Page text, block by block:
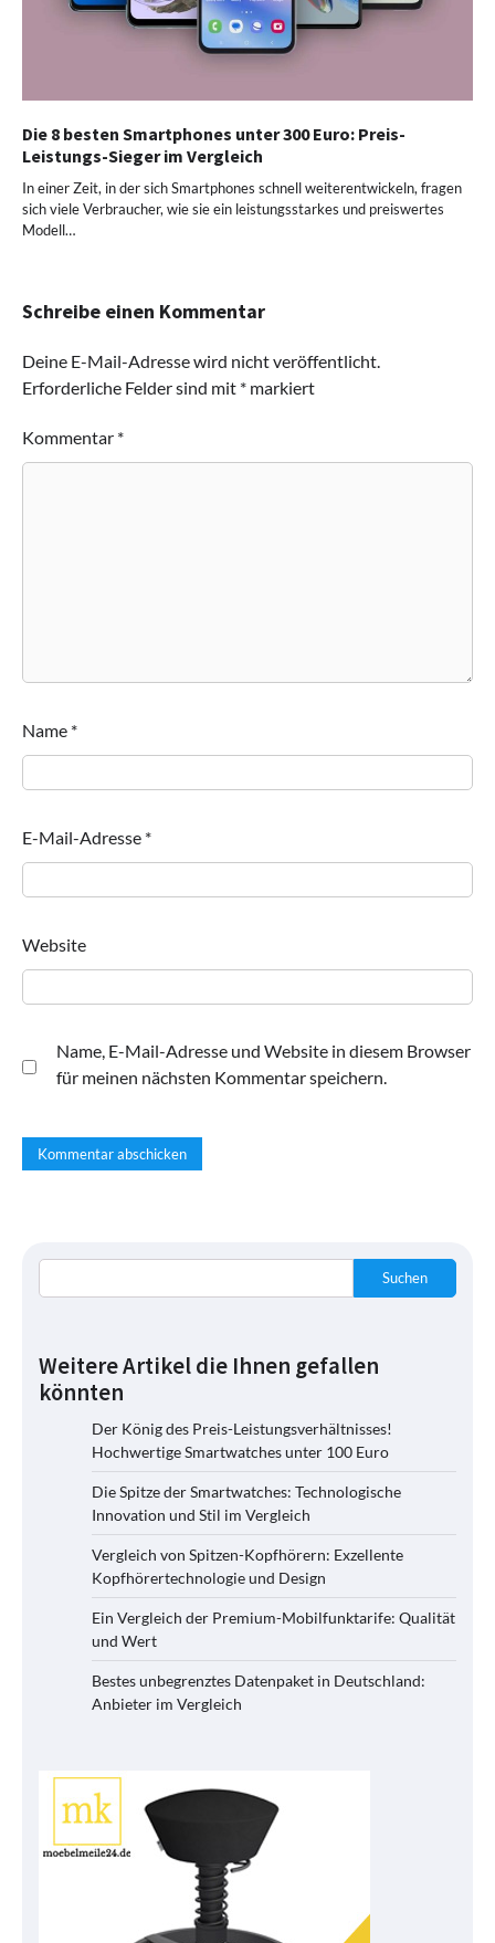
Die 8 besten Smartphones unter 300 Euro: Preis-
Leistungs-Sieger im Vergleich
In einer Zeit, in der sich Smartphones schnell weiterentwickeln, fragen
sich viele Verbraucher, wie sie ein leistungsstarkes und preiswertes
Modell…
Schreibe einen Kommentar
Deine E-Mail-Adresse wird nicht veröffentlicht.
Erforderliche Felder sind mit * markiert
Kommentar *
Name *
E-Mail-Adresse *
Website
Name, E-Mail-Adresse und Website in diesem Browser
für meinen nächsten Kommentar speichern.
Suchen
Weitere Artikel die Ihnen gefallen
könnten
Der König des Preis-Leistungsverhältnisses!
Hochwertige Smartwatches unter 100 Euro
Die Spitze der Smartwatches: Technologische
Innovation und Stil im Vergleich
Vergleich von Spitzen-Kopfhörern: Exzellente
Kopfhörertechnologie und Design
Ein Vergleich der Premium-Mobilfunktarife: Qualität
und Wert
Bestes unbegrenztes Datenpaket in Deutschland:
Anbieter im Vergleich